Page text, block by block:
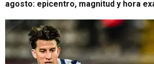
agosto: epicentro, magnitud y hora